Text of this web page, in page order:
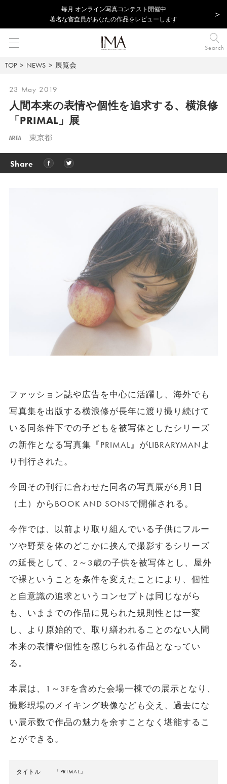
毎⽉ オンライン写真コンテスト開催中
著名な審査員があなたの作品をレビューします
Search
TOP NEWS 展覧会
23 May 2019
人間本来の表情や個性を追求する、 横浪修
「PRIMAL」展
AREA 東京都
Share
ファッション誌や広告を中心に活躍し、海外でも
写真集を出版する横浪修が長年に渡り撮り続けて
いる同条件下での子どもを被写体としたシリーズ
の新作となる写真集『PRIMAL』がLIBRARYMANよ
り刊行された。
今回その刊行に合わせた同名の写真展が6月1日
（土）からBOOK AND SONSで開催される。
今作では、以前より取り組んでいる子供にフルー
ツや野菜を体のどこかに挟んで撮影するシリーズ
の延長として、2～3歳の子供を被写体とし、屋外
で裸ということを条件を変えたことにより、個性
と自意識の追求というコンセプトは同じながら
も、いままでの作品に見られた規則性とは一変
し、より原始的で、取り繕われることのない人間
本来の表情や個性を感じられる作品となってい
る。
本展は、1～3Fを含めた会場一棟での展示となり、
撮影現場のメイキング映像なども交え、過去にな
い展示数で作品の魅力を余すことなく堪能するこ
とができる。
タイトル 「PRIMAL」